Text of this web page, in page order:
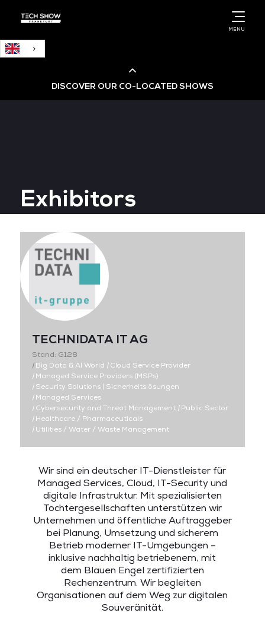
MENU
DISCOVER OUR CO-LOCATED SHOWS
Big Data & AI World
Data Centre World
Exhibitors
TECHNIDATA IT AG
Stand: G128
|Big Data & AI World |Cloud Service Provider
|Managed Service Providers (MSPs)
|Security Solutions | Sicherheitslösungen
|Managed Services
|Cybersecurity and Threat Management |Public Sector
|Healthcare / Pharmaceuticals
|Utilities / Water / Waste Management
Wir sind ein deutscher IT-Dienstleister für
Managed Services, Cloud, IT-Security und
digitale Infrastruktur. Mit spezialisierten
Tochtergesellschaften unterstützen wir
Unternehmen und öffentliche Auftraggeber
bei Planung, Umsetzung und sicherem
Betrieb moderner IT-Umgebungen –
inklusive nachhaltig betriebenem, mit
dem Blauen Engel zertifizierten
Rechenzentrum. Wir begleiten
Organisationen auf dem Weg zur digitalen
Souveränität.